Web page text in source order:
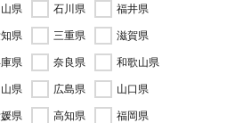
県 石川県
福井県
県 三重県
滋賀県
県 奈良県
和歌山県
県 広島県
山口県
県 高知県
福岡県